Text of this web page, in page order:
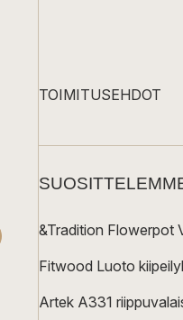
TOIMITUSEHDOT
&Tradition Flowerpot
Fitwood Luoto
Artek A331